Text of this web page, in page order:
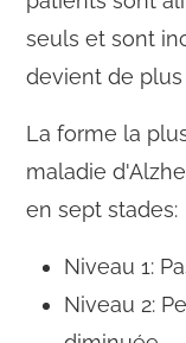
seuls et sont
devient de
La forme la
maladie
en sept stades:
Niveau 1:
Niveau 2: